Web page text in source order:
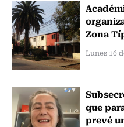
Zona
Lunes 16
que
prevé